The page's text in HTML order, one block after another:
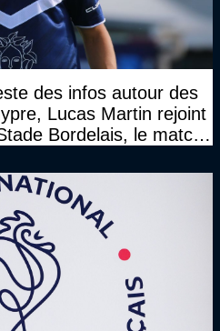
des infos autour des
Lucas Martin rejoint
Bordelais, le match